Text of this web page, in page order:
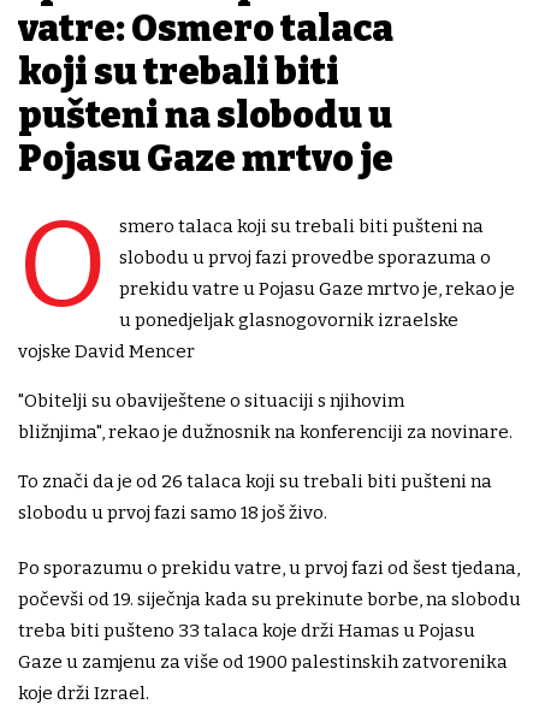
vatre: Osmero talaca
koji su trebali biti
pušteni na slobodu u
Pojasu Gaze mrtvo je
O
smero talaca koji su trebali biti pušteni na
slobodu u prvoj fazi provedbe sporazuma o
prekidu vatre u Pojasu Gaze mrtvo je, rekao je
u ponedjeljak glasnogovornik izraelske
vojske David Mencer
"Obitelji su obaviještene o situaciji s njihovim
bližnjima", rekao je dužnosnik na konferenciji za novinare.
To znači da je od 26 talaca koji su trebali biti pušteni na
slobodu u prvoj fazi samo 18 još živo.
Po sporazumu o prekidu vatre, u prvoj fazi od šest tjedana,
počevši od 19. siječnja kada su prekinute borbe, na slobodu
treba biti pušteno 33 talaca koje drži Hamas u Pojasu
Gaze u zamjenu za više od 1900 palestinskih zatvorenika
koje drži Izrael.